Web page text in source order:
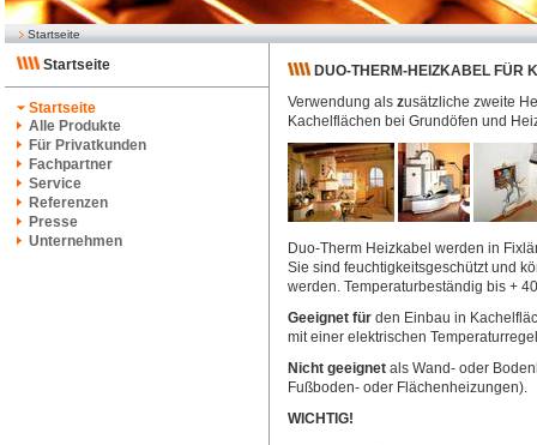
Startseite
Startseite
Startseite
Alle Produkte
Für Privatkunden
Fachpartner
Service
Referenzen
Presse
Unternehmen
DUO-THERM-HEIZKABEL FÜR
Verwendung als zusätzliche zweite
Kachelflächen bei Grundöfen und
Duo-Therm Heizkabel werden in
Sie sind feuchtigkeitsgeschützt und
werden. Temperaturbeständig bis +
Geeignet für den Einbau in
mit einer elektrischen
Nicht geeignet als Wand- oder
Fußboden- oder Flächenheizungen).
WICHTIG!